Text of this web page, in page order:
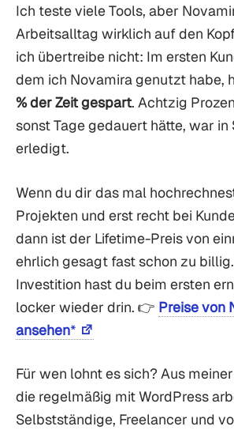
Ich teste viele Tools, aber
Arbeitsalltag wirklich auf den
ich übertreibe nicht: Im ersten
dem ich Novamira genutzt habe,
% der Zeit gespart. Achtzig
sonst Tage gedauert hätte, war in
erledigt.
Wenn du dir das mal
Projekten und erst recht bei
dann ist der Lifetime-Preis von
ehrlich gesagt fast schon zu
Investition hast du beim ersten
locker wieder drin. 👉 Preise von
ansehen*
Für wen lohnt es sich? Aus
die regelmäßig mit WordPress
Selbstständige, Freelancer und